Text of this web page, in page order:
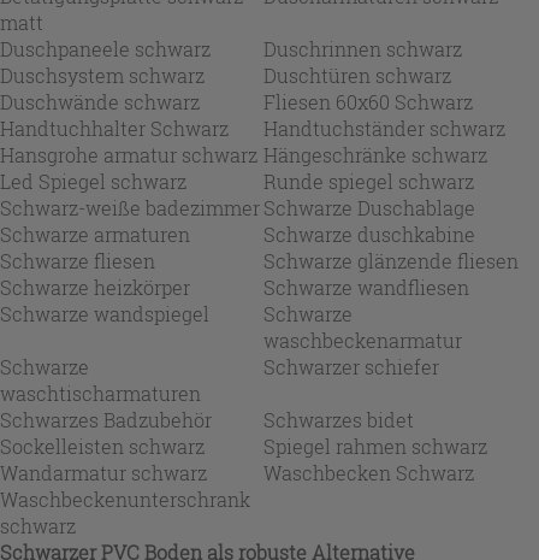
matt
Duschpaneele schwarz
Duschrinnen schwarz
Duschsystem schwarz
Duschtüren schwarz
Duschwände schwarz
Fliesen 60x60 Schwarz
Handtuchhalter Schwarz
Handtuchständer schwarz
Hansgrohe armatur schwarz Hängeschränke schwarz
Led Spiegel schwarz
Runde spiegel schwarz
Schwarz-weiße badezimmerSchwarze Duschablage
Schwarze armaturen
Schwarze duschkabine
Schwarze fliesen
Schwarze glänzende fliesen
Schwarze heizkörper
Schwarze wandfliesen
Schwarze wandspiegel
Schwarze
waschbeckenarmatur
Schwarze
waschtischarmaturen
Schwarzer schiefer
Schwarzes Badzubehör
Schwarzes bidet
Sockelleisten schwarz
Spiegel rahmen schwarz
Wandarmatur schwarz
Waschbecken Schwarz
Waschbeckenunterschrank
schwarz
Schwarzer PVC Boden als robuste Alternative